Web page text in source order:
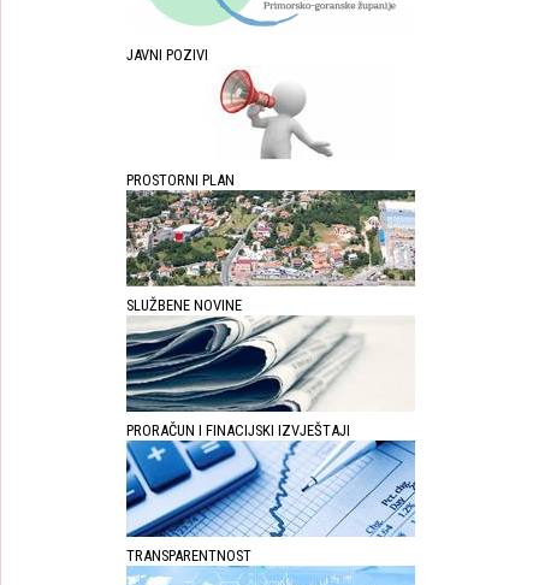
JAVNI POZIVI
PROSTORNI PLAN
SLUŽBENE NOVINE
PRORAČUN I FINACIJSKI IZVJEŠTAJI
TRANSPARENTNOST